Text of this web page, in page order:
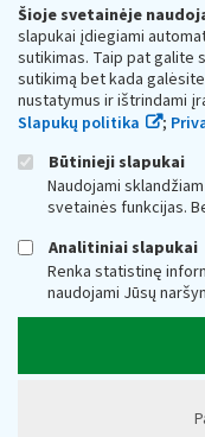
Šioje svetainėje
slapukai įdiegiami
sutikimas. Taip pat galite
sutikimą bet kada
nustatymus ir ištrindami
Slapukų politika
;
Būtinieji slapukai
Naudojami
svetainės funkcijas.
Analitiniai slapukai
Renka statistinę
naudojami Jūsų
Respublikos
Biudžetinė įstaiga.
adresas: Vasario 16-
vmi@vmi.lt, E.
Duomenys apie
Respublikos finansų